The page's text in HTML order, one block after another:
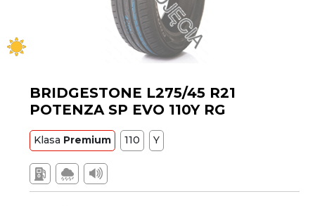
BRIDGESTONE L275/45 R21
POTENZA SP EVO 110Y RG
Klasa Premium 110 Y